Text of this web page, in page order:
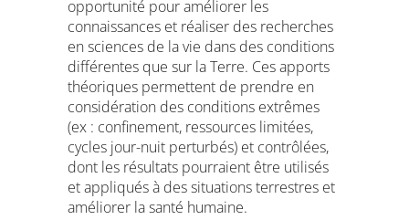
opportunité pour améliorer les
connaissances et réaliser des recherches
en sciences de la vie dans des conditions
différentes que sur la Terre. Ces apports
théoriques permettent de prendre en
considération des conditions extrêmes
(ex : confinement, ressources limitées,
cycles jour-nuit perturbés) et contrôlées,
dont les résultats pourraient être utilisés
et appliqués à des situations terrestres et
améliorer la santé humaine.